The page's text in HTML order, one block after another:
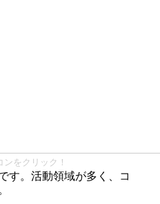
をクリック！
す。活動領域が多く、コ